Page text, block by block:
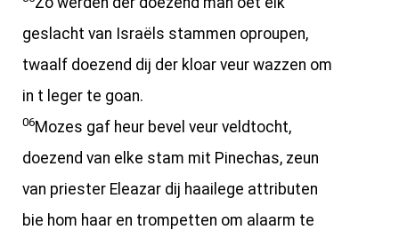
geslacht van Israëls stammen oproupen,
twaalf doezend dij der kloar veur wazzen om
in t leger te goan.
06Mozes gaf heur bevel veur veldtocht,
doezend van elke stam mit Pinechas, zeun
van priester Eleazar dij haailege attributen
bie hom haar en trompetten om alaarm te